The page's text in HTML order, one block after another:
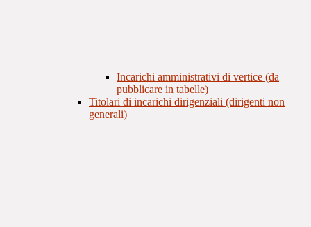
Incarichi amministrativi di vertice (da
pubblicare in tabelle)
Titolari di incarichi dirigenziali (dirigenti non
generali)